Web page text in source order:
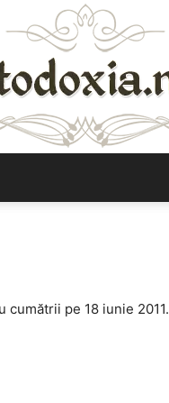
cumătrii pe 18 iunie 2011.